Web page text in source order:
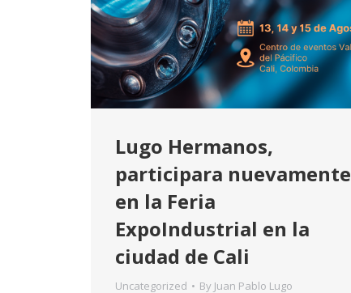
Lugo Hermanos,
participara nuevamente
en la Feria
ExpoIndustrial en la
ciudad de Cali
Uncategorized By Juan Pablo Lugo